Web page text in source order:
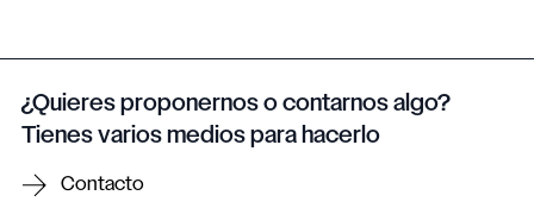
¿Quieres proponernos o contarnos algo?
Tienes varios medios para hacerlo
Contacto